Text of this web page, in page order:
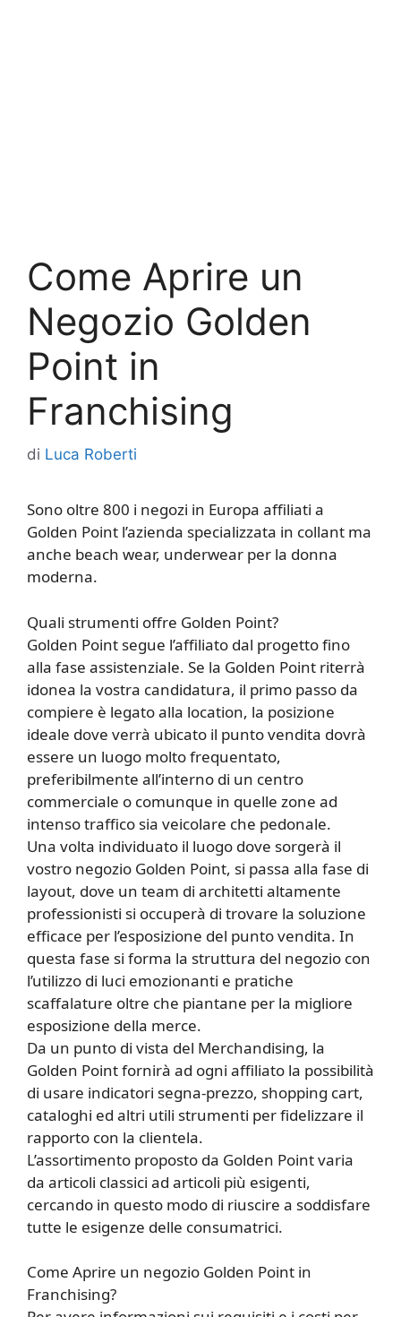
Come Aprire un
Negozio Golden
Point in
Franchising
di Luca Roberti
Sono oltre 800 i negozi in Europa affiliati a
Golden Point l’azienda specializzata in collant ma
anche beach wear, underwear per la donna
moderna.
Quali strumenti offre Golden Point?
Golden Point segue l’affiliato dal progetto fino
alla fase assistenziale. Se la Golden Point riterrà
idonea la vostra candidatura, il primo passo da
compiere è legato alla location, la posizione
ideale dove verrà ubicato il punto vendita dovrà
essere un luogo molto frequentato,
preferibilmente all’interno di un centro
commerciale o comunque in quelle zone ad
intenso traffico sia veicolare che pedonale.
Una volta individuato il luogo dove sorgerà il
vostro negozio Golden Point, si passa alla fase di
layout, dove un team di architetti altamente
professionisti si occuperà di trovare la soluzione
efficace per l’esposizione del punto vendita. In
questa fase si forma la struttura del negozio con
l’utilizzo di luci emozionanti e pratiche
scaffalature oltre che piantane per la migliore
esposizione della merce.
Da un punto di vista del Merchandising, la
Golden Point fornirà ad ogni affiliato la possibilità
di usare indicatori segna-prezzo, shopping cart,
cataloghi ed altri utili strumenti per fidelizzare il
rapporto con la clientela.
L’assortimento proposto da Golden Point varia
da articoli classici ad articoli più esigenti,
cercando in questo modo di riuscire a soddisfare
tutte le esigenze delle consumatrici.
Come Aprire un negozio Golden Point in
Franchising?